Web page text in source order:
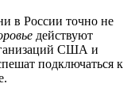
в России точно не
действуют
США и
подключаться к